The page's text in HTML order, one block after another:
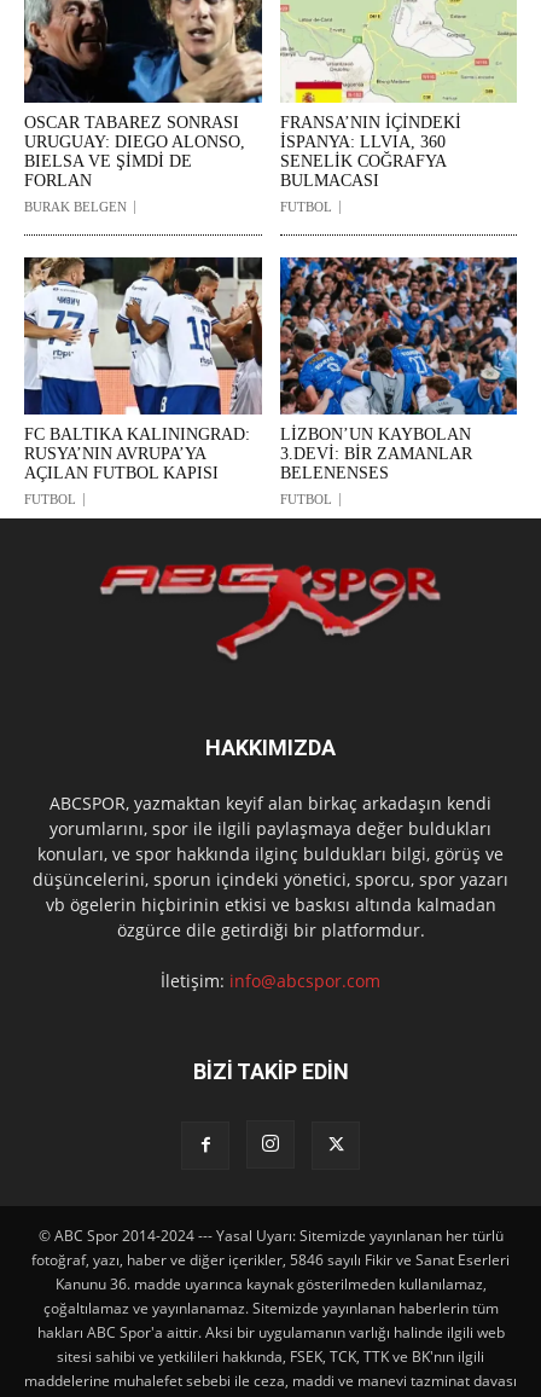
OSCAR TABAREZ SONRASI
URUGUAY: DIEGO ALONSO,
BIELSA VE ŞİMDİ DE
FORLAN
BURAK BELGEN
FRANSA’NIN İÇİNDEKİ
İSPANYA: LLVIA, 360
SENELİK COĞRAFYA
BULMACASI
FUTBOL
FC BALTIKA KALININGRAD:
RUSYA’NIN AVRUPA’YA
AÇILAN FUTBOL KAPISI
FUTBOL
LİZBON’UN KAYBOLAN
3.DEVİ: BİR ZAMANLAR
BELENENSES
FUTBOL
HAKKIMIZDA
ABCSPOR, yazmaktan keyif alan birkaç arkadaşın kendi
yorumlarını, spor ile ilgili paylaşmaya değer buldukları
konuları, ve spor hakkında ilginç buldukları bilgi, görüş ve
düşüncelerini, sporun içindeki yönetici, sporcu, spor yazarı
vb ögelerin hiçbirinin etkisi ve baskısı altında kalmadan
özgürce dile getirdiği bir platformdur.
İletişim: info@abcspor.com
BİZİ TAKİP EDİN
© ABC Spor 2014-2024 --- Yasal Uyarı: Sitemizde yayınlanan her türlü
fotoğraf, yazı, haber ve diğer içerikler, 5846 sayılı Fikir ve Sanat Eserleri
Kanunu 36. madde uyarınca kaynak gösterilmeden kullanılamaz,
çoğaltılamaz ve yayınlanamaz. Sitemizde yayınlanan haberlerin tüm
hakları ABC Spor'a aittir. Aksi bir uygulamanın varlığı halinde ilgili web
sitesi sahibi ve yetkilileri hakkında, FSEK, TCK, TTK ve BK'nın ilgili
maddelerine muhalefet sebebi ile ceza, maddi ve manevi tazminat davası